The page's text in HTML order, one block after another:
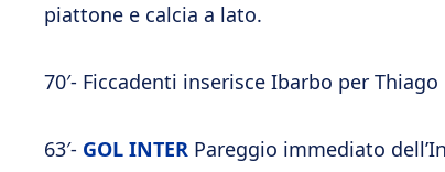
piattone e calcia a lato.
70′- Ficcadenti inserisce Ibarbo per Thiago
63′- GOL INTER Pareggio immediato